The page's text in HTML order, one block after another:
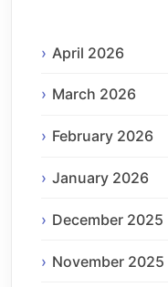
April 2026
March 2026
February 2026
January 2026
December 2025
November 2025